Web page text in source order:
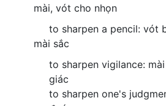
mài, vót cho nhọn
to sharpen a pencil: vót
mài sắc
to sharpen vigilance:
giác
to sharpen one's